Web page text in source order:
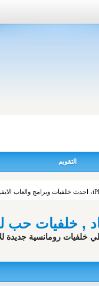
التقويم
, خلفيات حب